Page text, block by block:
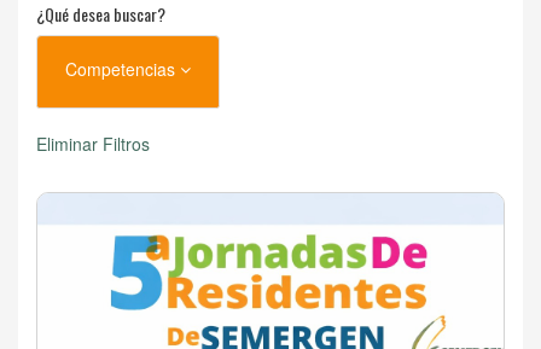
¿Qué desea buscar?
Competencias
Eliminar Filtros